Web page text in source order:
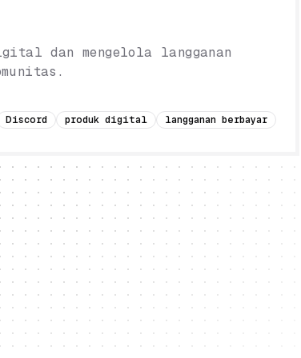
dan mengelola langganan
Discord produk digital langganan berbayar